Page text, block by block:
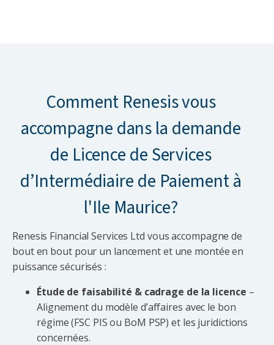
Comment Renesis vous
accompagne dans la demande
de Licence de Services
d’Intermédiaire de Paiement à
l'Ile Maurice?
Renesis Financial Services Ltd vous accompagne de
bout en bout pour un lancement et une montée en
puissance sécurisés :
Étude de faisabilité & cadrage de la licence –
Alignement du modèle d’affaires avec le bon
régime (FSC PIS ou BoM PSP) et les juridictions
concernées.